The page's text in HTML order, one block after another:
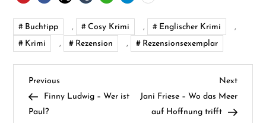
Buchtipp , Cosy Krimi , Englischer Krimi
,
Krimi
, Rezension , Rezensionsexemplar
B
e
Previous
Post
Previous
Finny Ludwig – Wer ist
Paul?
Next
Post
Next
Jani Friese – Wo das Meer
auf Hoffnung trifft